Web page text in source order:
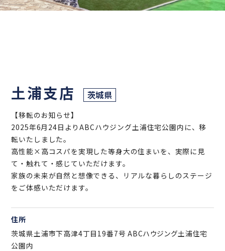
土浦支店 茨城県
【移転のお知らせ】
2025年6月24日よりABCハウジング土浦住宅公園内に、移
転いたしました。
高性能×高コスパを実現した等身大の住まいを、実際に見
て・触れて・感じていただけます。
家族の未来が自然と想像できる、リアルな暮らしのステージ
をご体感いただけます。
住所
茨城県土浦市下高津4丁目19番7号 ABCハウジング土浦住宅
公園内